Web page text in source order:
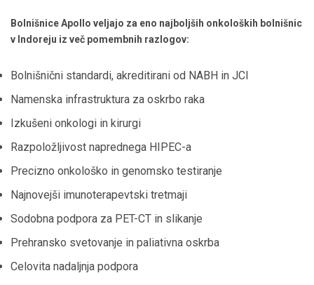
Bolnišnice Apollo veljajo za eno najboljših onkoloških bolnišnic
v Indoreju iz več pomembnih razlogov:
Bolnišnični standardi, akreditirani od NABH in JCI
Namenska infrastruktura za oskrbo raka
Izkušeni onkologi in kirurgi
Razpoložljivost naprednega HIPEC-a
Precizno onkološko in genomsko testiranje
Najnovejši imunoterapevtski tretmaji
Sodobna podpora za PET-CT in slikanje
Prehransko svetovanje in paliativna oskrba
Celovita nadaljnja podpora